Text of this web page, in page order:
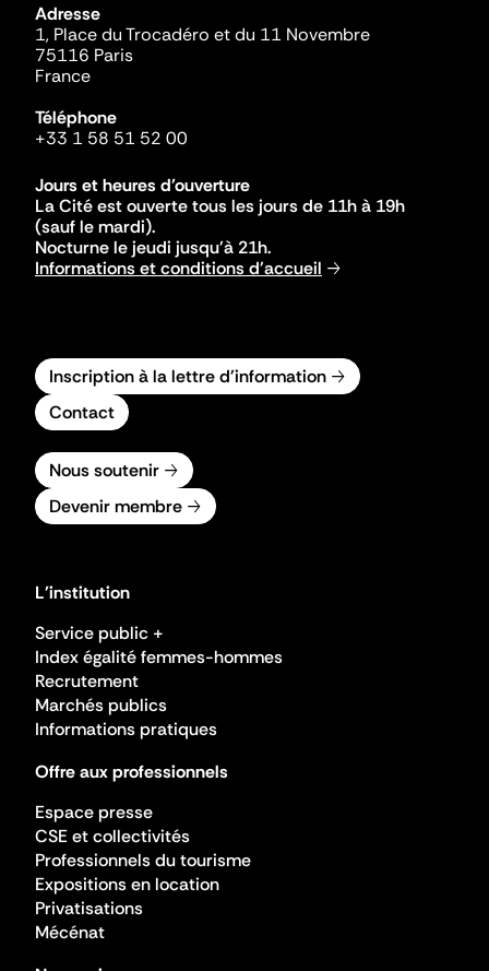
Adresse
1, Place du Trocadéro et du 11 Novembre
75116 Paris
France
Téléphone
+33 1 58 51 52 00
Jours et heures d'ouverture
La Cité est ouverte tous les jours de 11h à 19h
(sauf le mardi).
Nocturne le jeudi jusqu'à 21h.
Informations et conditions d'accueil
Inscription à la lettre d'information
Contact
Nous soutenir
Devenir membre
L'institution
Service public +
Index égalité femmes-hommes
Recrutement
Marchés publics
Informations pratiques
Offre aux professionnels
Espace presse
CSE et collectivités
Professionnels du tourisme
Expositions en location
Privatisations
Mécénat